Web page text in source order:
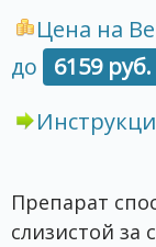
Цена на
до
6159 руб.
Препарат
слизистой за